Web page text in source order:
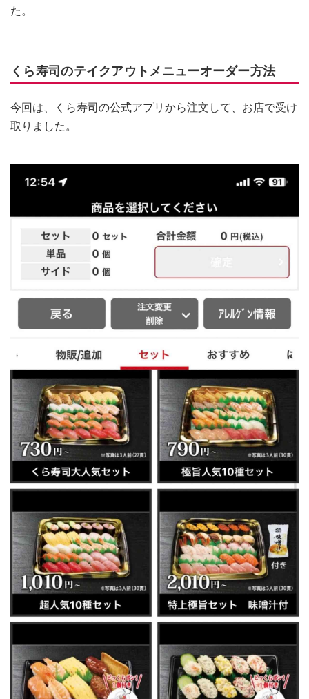
た。
くら寿司のテイクアウトメニューオーダー方法
今回は、くら寿司の公式アプリから注文して、お店で受け
取りました。